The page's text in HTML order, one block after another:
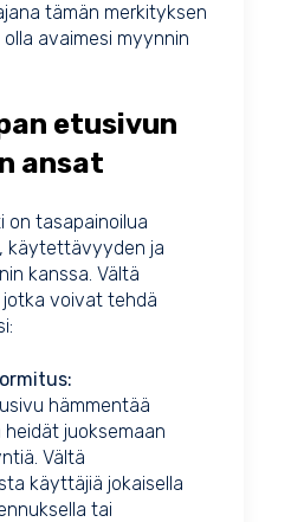
tämän merkityksen
avaimesi myynnin
etusivun
ansat
on tasapainoilua
käytettävyyden ja
kanssa. Vältä
voivat tehdä
hämmentää
heidät juoksemaan
Vältä
käyttäjiä jokaisella
tai